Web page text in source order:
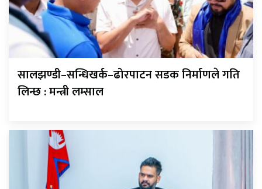
सालझण्डी–सन्धिखर्क–ढोरपाटन सडक निर्माणले गति
लिन्छ : मन्त्री लम्साल